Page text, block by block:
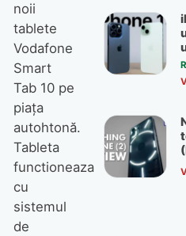
noii
tablete
Vodafone
Smart
Tab 10 pe
piaţa
autohtonă.
Tableta
functioneaza
cu
sistemul
de